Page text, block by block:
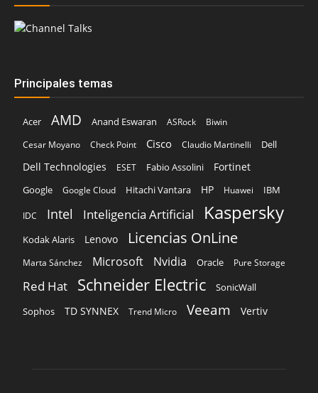
Principales temas
Acer AMD Anand Eswaran ASRock
Biwin
Cesar Moyano
Check Point Cisco Claudio Martinelli Dell
Dell Technologies ESET Fabio Assolini Fortinet
Google Google Cloud Hitachi Vantara HP Huawei IBM
IDC Intel Inteligencia Artificial Kaspersky
Kodak Alaris Lenovo Licencias OnLine
Marta Sánchez Microsoft Nvidia Oracle Pure Storage
Red Hat Schneider Electric SonicWall
Sophos TD SYNNEX Trend Micro Veeam Vertiv